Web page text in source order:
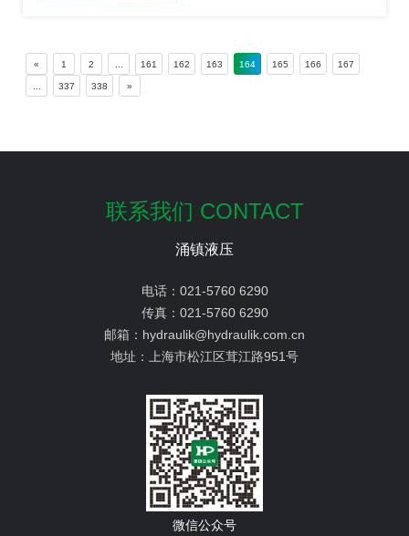
« 1 2 161 162 163 164 165 166 167
337 338 »
联系我们 CONTACT
涌镇液压
电话： 021-5760 6290
传真： 021-5760 6290
邮箱： hydraulik@hydraulik.com.cn
地址：
上海市松江区茸江路951号
微信公众号